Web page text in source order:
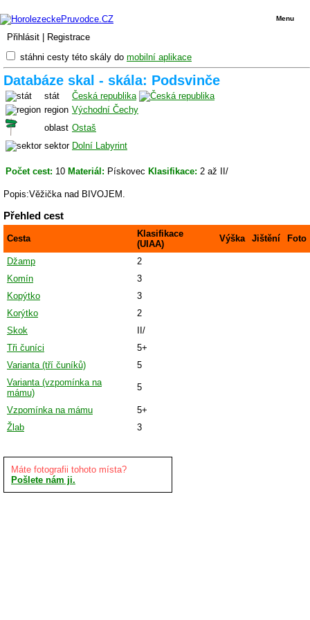
Přihlásit Registrace
Menu
stáhni cesty této skály do mobilní aplikace
Databáze skal - skála: Podsvinče
stát
Česká republika
region Východní Čechy
oblast Ostaš
sektor Dolní Labyrint
Počet cest: 10 Materiál: Pískovec Klasifikace: 2 až II/
Popis:Věžička nad BIVOJEM.
Přehled cest
Cesta
Klasifikace
(UIAA)
Výška Jištění Foto
Džamp
2
Komín
3
Kopýtko
3
Korýtko
2
Skok
II/
Tři čuníci
5+
Varianta (tří čuníků)
5
Varianta (vzpomínka na
mámu)
5
Vzpomínka na mámu
5+
Žlab
3
Máte fotografii tohoto místa?
Pošlete nám ji.